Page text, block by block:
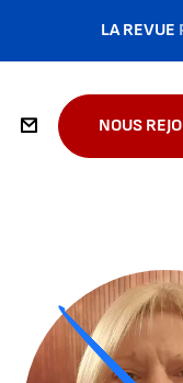
LA REVUE
NOUS
Agrandir